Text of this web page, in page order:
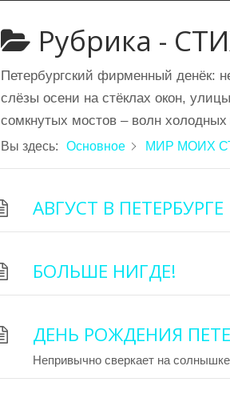
Рубрика -
Петербургский фирменный денёк:
слёзы осени на стёклах окон,
сомкнутых мостов – волн
Вы здесь: Основное МИР МОИХ
АВГУСТ В ПЕТЕРБУРГЕ
БОЛЬШЕ НИГДЕ!
ДЕНЬ РОЖДЕНИЯ
Непривычно сверкает на